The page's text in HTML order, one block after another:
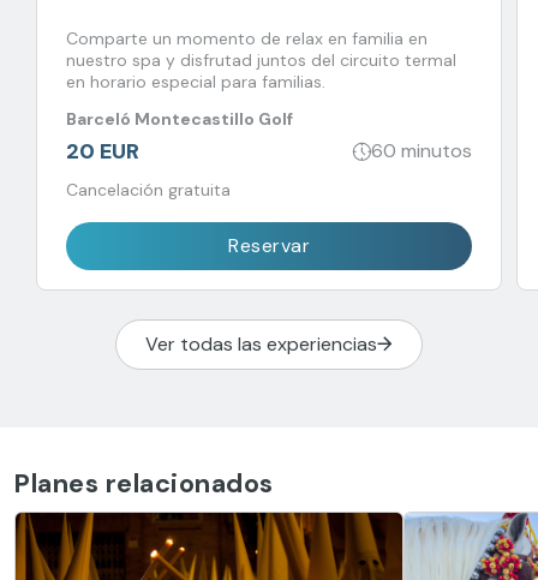
Comparte un momento de relax en familia en
nuestro spa y disfrutad juntos del circuito termal
en horario especial para familias.
Barceló Montecastillo Golf
20 EUR 60 minutos
Cancelación gratuita
Reservar
Ver todas las experiencias
Planes relacionados